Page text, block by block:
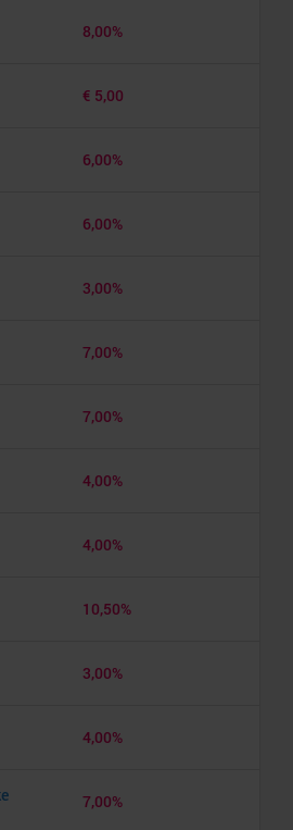
8,00%
€ 5,00
6,00%
6,00%
3,00%
7,00%
7,00%
4,00%
4,00%
10,50%
3,00%
4,00%
7,00%